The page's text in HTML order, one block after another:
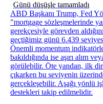
Günü düşüşle tamamladı
ABD Başkanı Trump, Fed
"mortgage sözleşmelerinde
gerekçesiyle görevden
geçtiğimiz günü 6.439
Önemli momentum
bakıldığında ise aşırı alım
görülebilir. Öte yandan, ilk
çıkarken bu seviyenin
gerçekleşebilir. Aşağı yönlü
destekleri takip edilmelidir.